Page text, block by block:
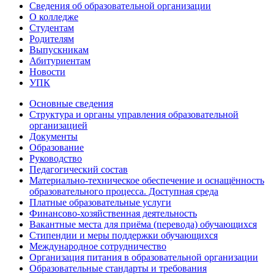
Сведения об образовательной организации
О колледже
Студентам
Родителям
Выпускникам
Абитуриентам
Новости
УПК
Основные сведения
Структура и органы управления образовательной
организацией
Документы
Образование
Руководство
Педагогический состав
Материально-техническое обеспечение и оснащённость
образовательного процесса. Доступная среда
Платные образовательные услуги
Финансово-хозяйственная деятельность
Вакантные места для приёма (перевода) обучающихся
Стипендии и меры поддержки обучающихся
Международное сотрудничество
Организация питания в образовательной организации
Образовательные стандарты и требования